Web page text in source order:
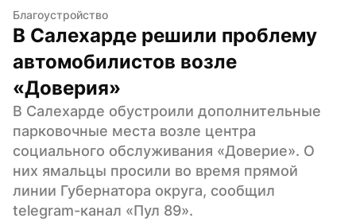
Благоустройство
В Салехарде решили проблему
автомобилистов возле
«Доверия»
В Салехарде обустроили дополнительные
парковочные места возле центра
социального обслуживания «Доверие». О
них ямальцы просили во время прямой
линии Губернатора округа, сообщил
telegram-канал «Пул 89».